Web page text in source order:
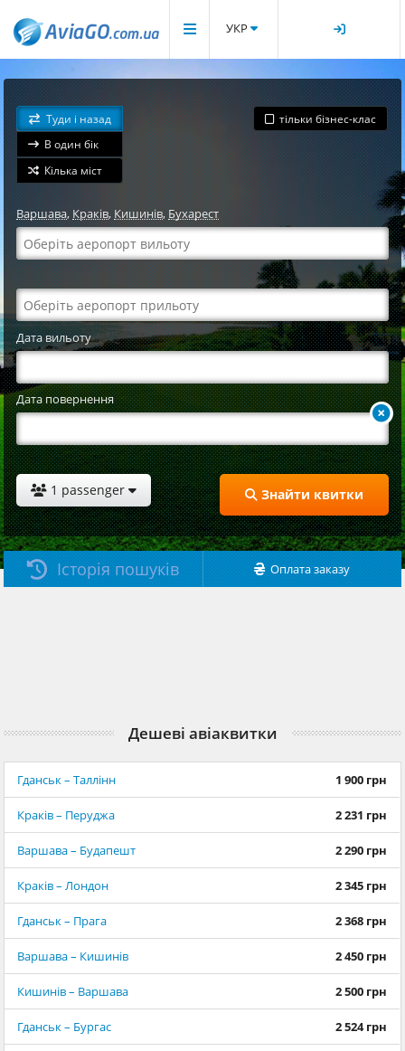
УКР
Туди і назад
В один бік
Кілька міст
тільки бізнес-клас
Варшава, Краків,Кишинів,Бухарест
Дата вильоту
Дата повернення
1 passenger Знайти квитки
Історія пошуків ₴ Оплата заказу
Дешеві авіаквитки
Гданськ – Таллінн 1 900 грн
Краків – Перуджа 2 231 грн
Варшава – Будапешт 2 290 грн
Краків – Лондон 2 345 грн
Гданськ – Прага 2 368 грн
Варшава – Кишинів 2 450 грн
Кишинів – Варшава 2 500 грн
Гданськ – Бургас 2 524 грн